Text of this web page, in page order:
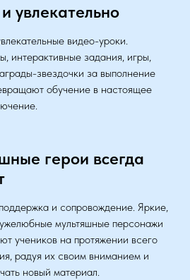
увлекательно
видео-уроки.
интерактивные задания, игры,
звездочки за выполнение
обучение в настоящее
герои всегда
и сопровождение. Яркие,
мультяшные персонажи
учеников на протяжении всего
радуя их своим вниманием и
новый материал.